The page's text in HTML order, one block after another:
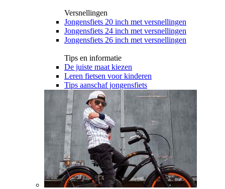
Versnellingen
Jongensfiets 20 inch met versnellingen
Jongensfiets 24 inch met versnellingen
Jongensfiets 26 inch met versnellingen
Tips en informatie
De juiste maat kiezen
Leren fietsen voor kinderen
Tips aanschaf jongensfiets